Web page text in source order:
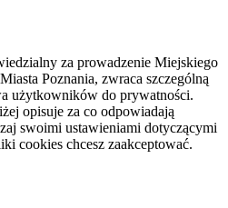
za prowadzenie Miejskiego
Poznania, zwraca szczególną
użytkowników do prywatności.
opisuje za co odpowiadają
swoimi ustawieniami dotyczącymi
cookies chcesz zaakceptować.